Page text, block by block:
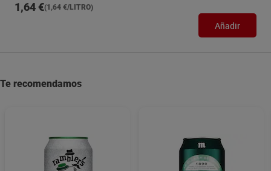
1,64 €(1,64 €/LITRO)
Añadir
Te recomendamos